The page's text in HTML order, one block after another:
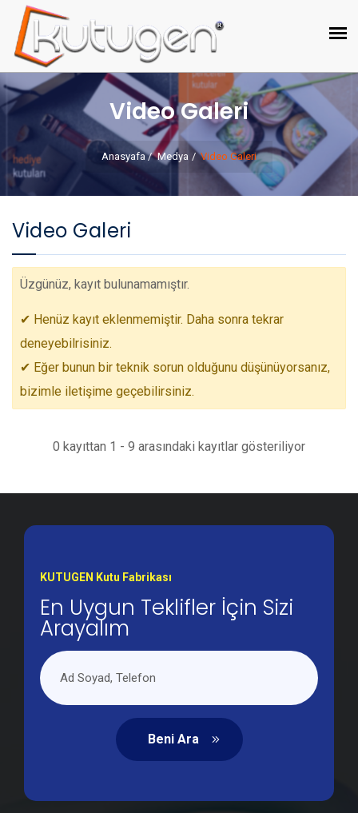
Video Galeri
Anasyafa Medya Video Galeri
Video Galeri
Üzgünüz, kayıt bulunamamıştır.
✔ Henüz kayıt eklenmemiştir. Daha sonra tekrar
deneyebilrisiniz.
✔ Eğer bunun bir teknik sorun olduğunu düşünüyorsanız,
bizimle iletişime geçebilirsiniz.
0 kayıttan 1 - 9 arasındaki kayıtlar gösteriliyor
KUTUGEN Kutu Fabrikası
En Uygun Teklifler İçin Sizi
Arayalım
Beni Ara